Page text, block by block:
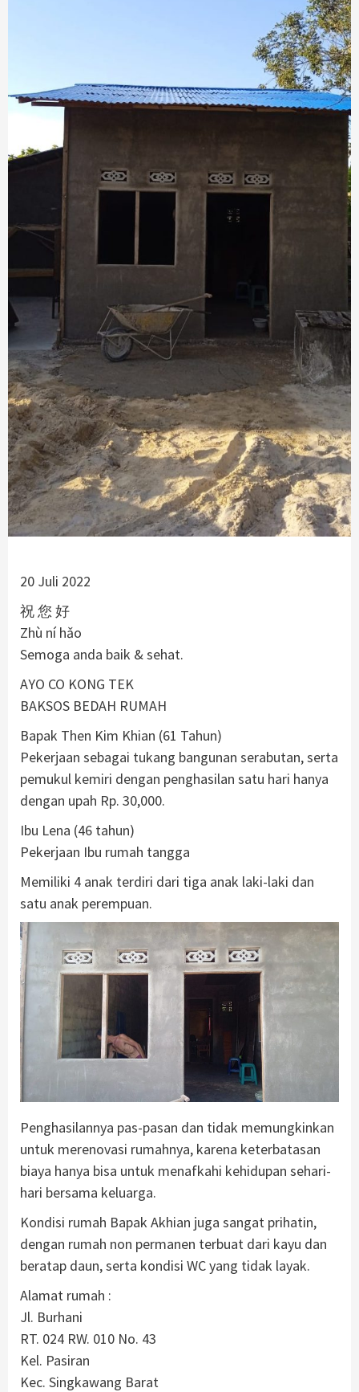
20 Juli 2022
祝 您 好
Zhù ní hǎo
Semoga anda baik & sehat.
AYO CO KONG TEK
BAKSOS BEDAH RUMAH
Bapak Then Kim Khian (61 Tahun)
Pekerjaan sebagai tukang bangunan serabutan, serta
pemukul kemiri dengan penghasilan satu hari hanya
dengan upah Rp. 30,000.
Ibu Lena (46 tahun)
Pekerjaan Ibu rumah tangga
Memiliki 4 anak terdiri dari tiga anak laki-laki dan
satu anak perempuan.
Penghasilannya pas-pasan dan tidak memungkinkan
untuk merenovasi rumahnya, karena keterbatasan
biaya hanya bisa untuk menafkahi kehidupan sehari-
hari bersama keluarga.
Kondisi rumah Bapak Akhian juga sangat prihatin,
dengan rumah non permanen terbuat dari kayu dan
beratap daun, serta kondisi WC yang tidak layak.
Alamat rumah :
Jl. Burhani
RT. 024 RW. 010 No. 43
Kel. Pasiran
Kec. Singkawang Barat